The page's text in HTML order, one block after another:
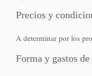
Precios y
A determinar por los
Forma y gastos